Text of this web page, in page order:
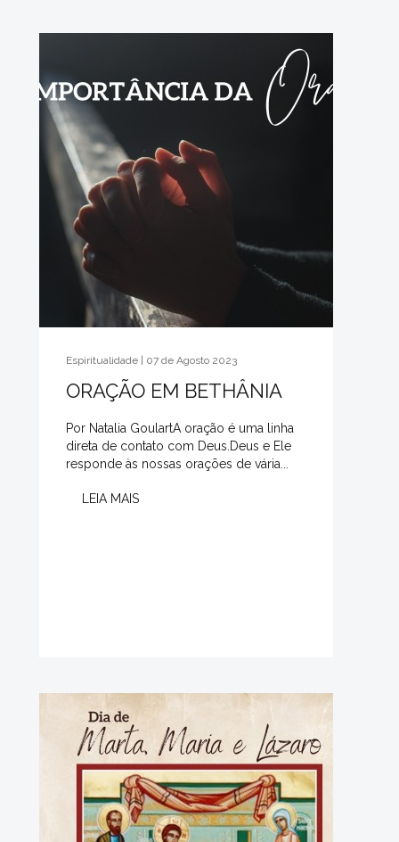
Espiritualidade | 07 de Agosto 2023
ORAÇÃO EM BETHÂNIA
Por Natalia GoulartA oração é uma linha
direta de contato com Deus.Deus e Ele
responde às nossas orações de vária...
LEIA MAIS